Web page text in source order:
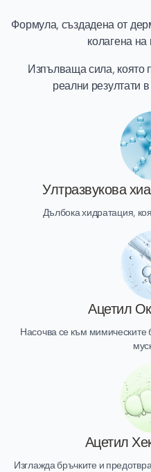
Формула, създадена от
колагена на
Изпълваща сила, която
реални резултати
Ултразвукова
Дълбока хидратация,
Ацетил
Насочва се към мимическите
Ацетил
Изглажда бръчките и